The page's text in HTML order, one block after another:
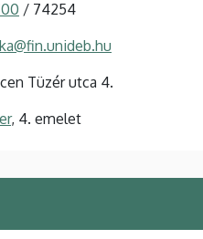
/ 74254
Tüzér utca 4.
, 4. emelet